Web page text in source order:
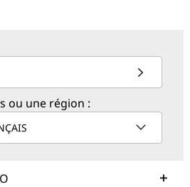
ou une région :